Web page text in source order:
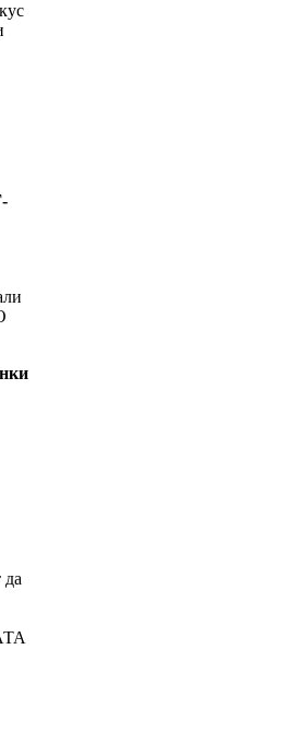
да